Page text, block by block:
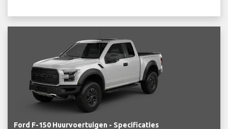
Ford F-150 Huurvoertuigen - Specificaties